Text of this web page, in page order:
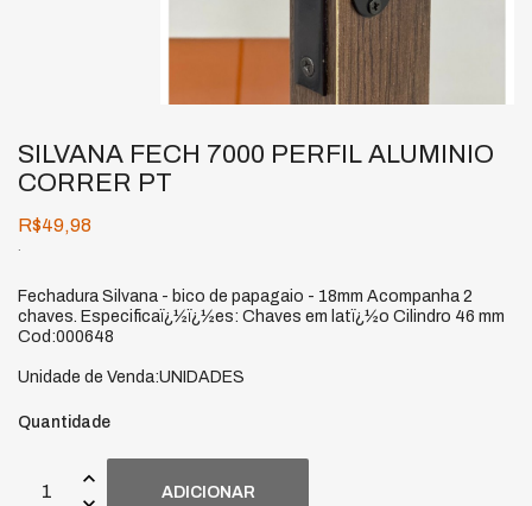
SILVANA FECH 7000 PERFIL ALUMINIO
CORRER PT
R$49,98
.
Fechadura Silvana - bico de papagaio - 18mm Acompanha 2
chaves. Especificaï¿½ï¿½es: Chaves em latï¿½o Cilindro 46 mm
Cod:000648
Unidade de Venda:UNIDADES
Quantidade
ADICIONAR